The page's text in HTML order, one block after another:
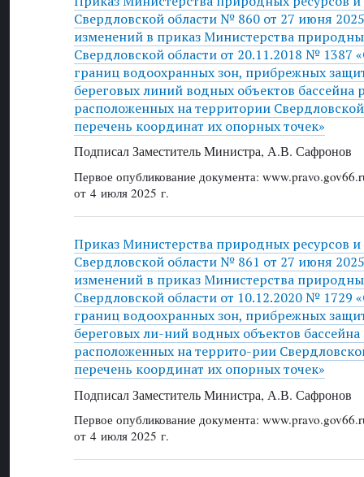
Свердловской области № 860 от 27 июня
изменений в приказ Министерства
Свердловской области от 20.11.2018 № 1387
границ водоохранных зон, прибрежных
береговых линий водных объектов бассейна
расположенных на территории
перечень координат их опорных точек»
Подписал Заместитель Министра, А.В. Сафронов
Первое опубликование документа:
от 4 июля 2025 г.
Приказ Министерства природных ресурсов и
Свердловской области № 861 от 27 июня
изменений в приказ Министерства
Свердловской области от 10.12.2020 № 1729
границ водоохранных зон, прибрежных
береговых ли-ний водных объектов бассейна
расположенных на террито-рии
перечень координат их опорных точек»
Подписал Заместитель Министра, А.В. Сафронов
Первое опубликование документа:
от 4 июля 2025 г.